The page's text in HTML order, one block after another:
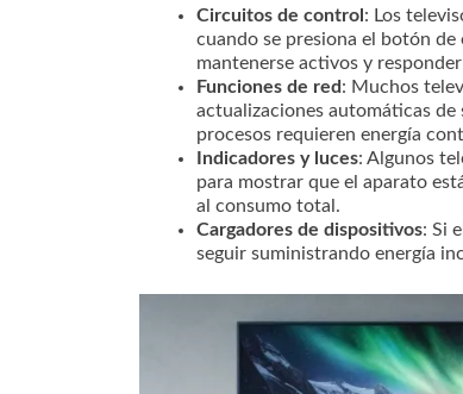
Circuitos de control: Los
cuando se presiona el botón
mantenerse activos y
Funciones de red: Muchos
actualizaciones automáticas
procesos requieren energía
Indicadores y luces: Algunos
para mostrar que el aparato
al consumo total.
Cargadores de dispositivos: Si
seguir suministrando energía